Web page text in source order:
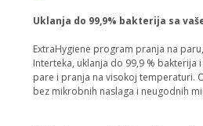
Uklanja do 99,9% bakterija sa
ExtraHygiene program pranja na
Interteka, uklanja do 99,9 % bakterija
pare i pranja na visokoj temperaturi.
bez mikrobnih naslaga i neugodnih